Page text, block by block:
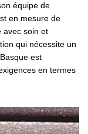
équipe de
en mesure de
avec soin et
qui nécessite un
est
en termes